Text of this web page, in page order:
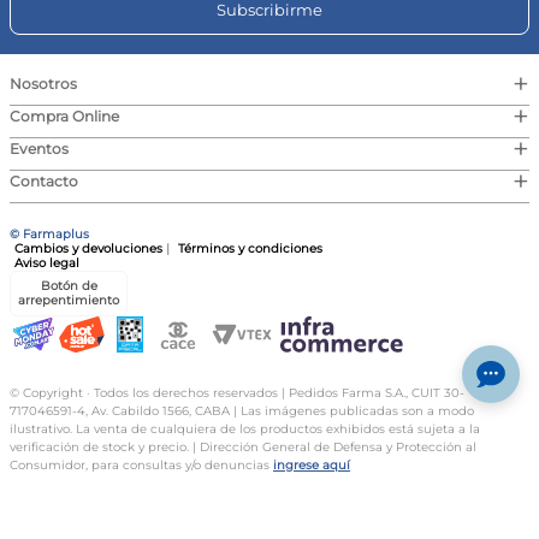
Enviar Comentario
Subscribirme
Nosotros +
Compra Online +
Eventos +
Contacto +
© Farmaplus
Cambios y devoluciones | Términos y condiciones
Aviso legal
Botón de
arrepentimiento
© Copyright · Todos los derechos reservados | Pedidos Farma S.A., CUIT 30-
717046591-4, Av. Cabildo 1566, CABA | Las imágenes publicadas son a modo
ilustrativo. La venta de cualquiera de los productos exhibidos está sujeta a la
verificación de stock y precio. | Dirección General de Defensa y Protección al
Consumidor, para consultas y/o denuncias ingrese aquí